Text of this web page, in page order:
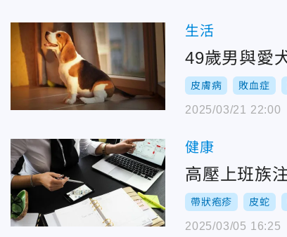
生活
49歲男與愛
皮膚病 敗血症
2025/03/21 22:00
健康
高壓上班族
帶狀疱疹 皮蛇
2025/03/05 16:25